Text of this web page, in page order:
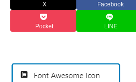
X Facebook
Pocket LINE